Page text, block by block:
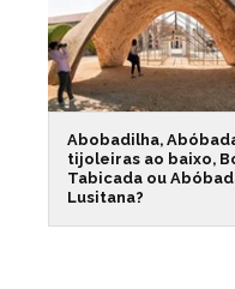
Abobadilha,
tijoleiras ao baixo,
Tabicada ou
Lusitana?